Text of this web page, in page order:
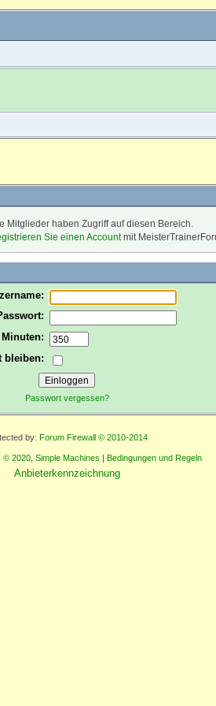
Mitglieder haben Zugriff auf diesen Bereich.
Sie einen Accountmit
bleiben:
Passwort vergessen?
by: Forum Firewall © 2010-2014
© 2020 Simple Machines | Bedingungen und Regeln
Anbieterkennzeichnung